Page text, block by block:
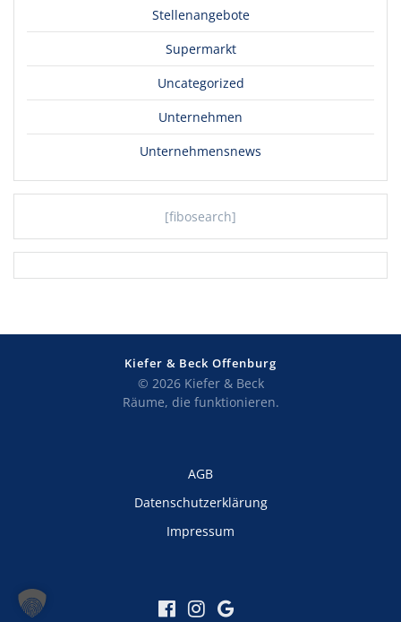
Stellenangebote
Supermarkt
Uncategorized
Unternehmen
Unternehmensnews
[fibosearch]
Kiefer & Beck Offenburg
© 2026 Kiefer & Beck
Räume, die funktionieren.
AGB
Datenschutzerklärung
Impressum